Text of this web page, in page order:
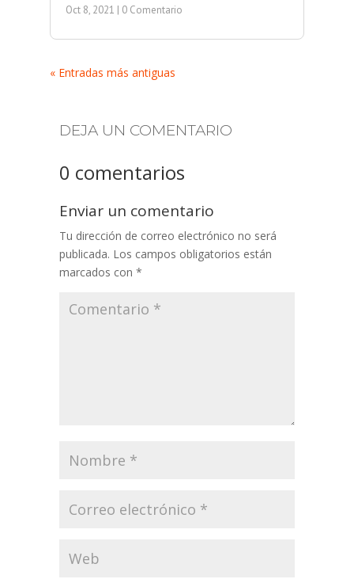
Oct 8, 2021 | 0 Comentario
« Entradas más antiguas
DEJA UN COMENTARIO
0 comentarios
Enviar un comentario
Tu dirección de correo electrónico no será
publicada. Los campos obligatorios están
marcados con *